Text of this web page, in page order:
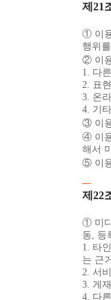
제21
① 이
행위
② 이
1. 다
2. 표
3. 온
4. 기
③ 이
④ 이
해서
⑤ 이
제22
① 미
동, 등
1. 타
는 근
2. 서
3. 게
4. 다